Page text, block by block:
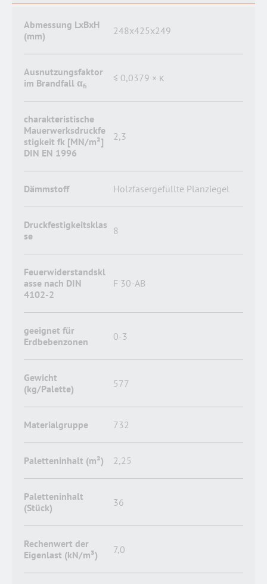
Abmessung LxBxH
(mm)
248x425x249
Ausnutzungsfaktor
im Brandfall αfi
≤ 0,0379 × κ
charakteristische
Mauerwerksdruckfe
stigkeit fk [MN/m²]
DIN EN 1996
2,3
Dämmstoff Holzfasergefüllte Planziegel
Druckfestigkeitsklas
se
8
Feuerwiderstandskl
asse nach DIN
4102-2
F 30-AB
geeignet für
Erdbebenzonen
0-3
Gewicht
(kg/Palette)
577
Materialgruppe 732
Paletteninhalt (m²) 2,25
Paletteninhalt
(Stück)
36
Rechenwert der
Eigenlast (kN/m³)
7,0